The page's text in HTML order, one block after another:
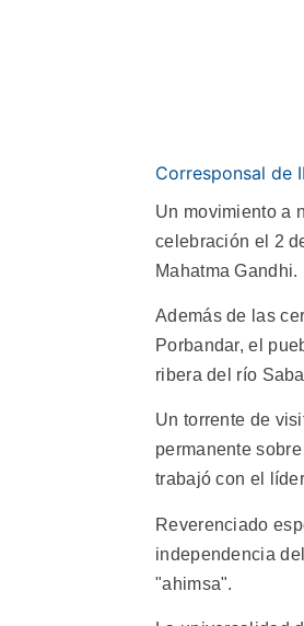
Corresponsal de
Un movimiento a
celebración el 2
Mahatma Gandhi.
Además de las
Porbandar, el
ribera del río
Un torrente de
permanente
trabajó con el
Reverenciado
independencia
"ahimsa".